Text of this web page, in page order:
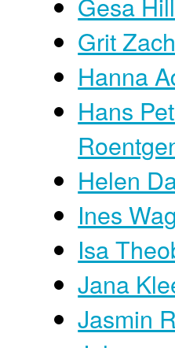
Grit
Hanna
Hans
Helen
Ines
Isa
Jana
Jasmin